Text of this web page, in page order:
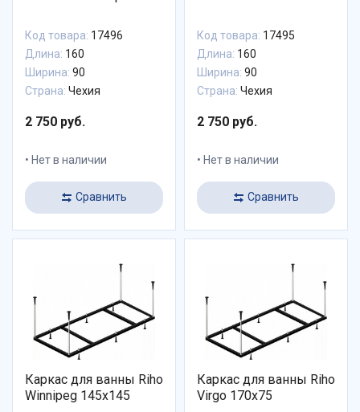
Код товара: 17496
Длина: 160
Ширина: 90
Страна: Чехия
2 750 руб.
Нет в наличии
Сравнить
Код товара: 17495
Длина: 160
Ширина: 90
Страна: Чехия
2 750 руб.
Нет в наличии
Сравнить
Каркас для ванны Riho
Winnipeg 145x145
Каркас для ванны Riho
Virgo 170x75